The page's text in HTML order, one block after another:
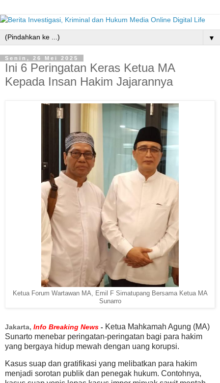
▼
Senin, 26 Mei 2025
Ini 6 Peringatan Keras Ketua MA
Kepada Insan Hakim Jajarannya
Ketua Forum Wartawan MA, Emil F Simatupang Bersama Ketua MA
Sunarro
Jakarta, Info Breaking News - Ketua Mahkamah Agung (MA)
Sunarto menebar peringatan-peringatan bagi para hakim
yang bergaya hidup mewah dengan uang korupsi.
Kasus suap dan gratifikasi yang melibatkan para hakim
menjadi sorotan publik dan penegak hukum. Contohnya,